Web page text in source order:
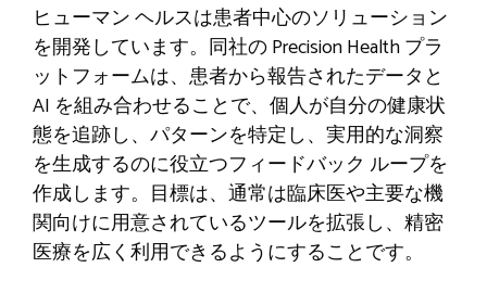
ヒューマン ヘルスは患者中心のソリューション
を開発しています。同社の Precision Health プラ
ットフォームは、患者から報告されたデータと
AI を組み合わせることで、個人が自分の健康状
態を追跡し、パターンを特定し、実用的な洞察
を生成するのに役立つフィードバック ループを
作成します。目標は、通常は臨床医や主要な機
関向けに用意されているツールを拡張し、精密
医療を広く利用できるようにすることです。